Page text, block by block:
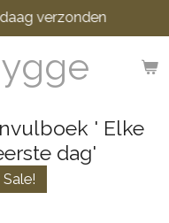
verzonden
' Elke
dag'
Sale!